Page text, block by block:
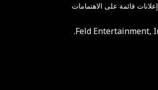
إعلانات قائمة على الاهتمامات